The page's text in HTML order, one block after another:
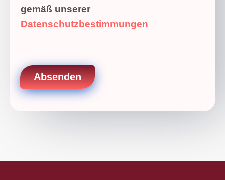
e
n
s
z
gemäß unserer
Datenschutzbestimmungen
Absenden